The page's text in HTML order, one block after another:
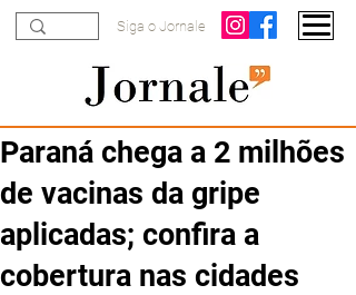
Siga o Jornale
Paraná chega a 2 milhões
de vacinas da gripe
aplicadas; confira a
cobertura nas cidades